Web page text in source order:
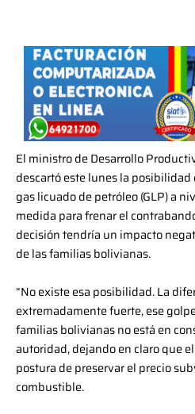
El ministro de Desarrollo
descartó este lunes la
gas licuado de petróleo (GLP) a
medida para frenar el
decisión tendría un impacto
de las familias bolivianas.
“No existe esa posibilidad. La
extremadamente fuerte, ese
familias bolivianas no está en
autoridad, dejando en claro que
postura de preservar el precio
combustible.